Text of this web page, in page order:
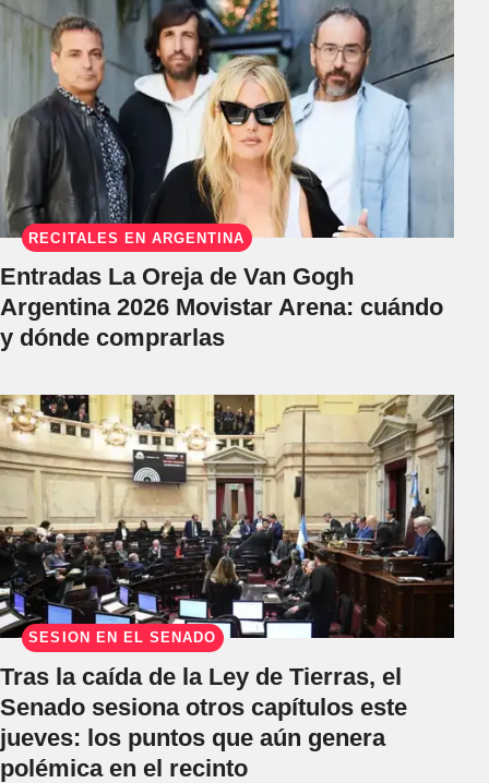
RECITALES EN ARGENTINA
Entradas La Oreja de Van Gogh
Argentina 2026 Movistar Arena: cuándo
y dónde comprarlas
SESIÓN EN EL SENADO
Tras la caída de la Ley de Tierras, el
Senado sesiona otros capítulos este
jueves: los puntos que aún genera
polémica en el recinto